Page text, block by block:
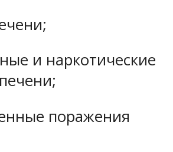
и наркотические
поражения